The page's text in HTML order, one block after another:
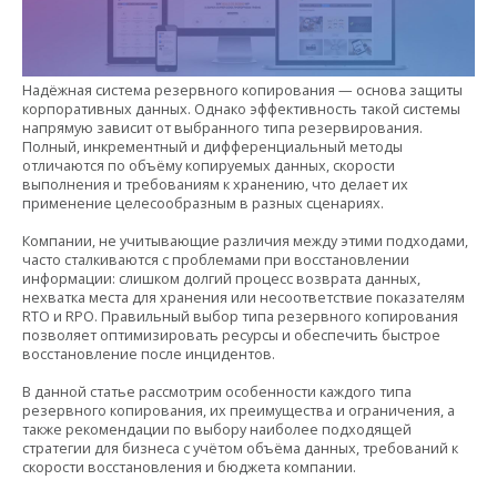
Надёжная система резервного копирования — основа защиты
корпоративных данных. Однако эффективность такой системы
напрямую зависит от выбранного типа резервирования.
Полный, инкрементный и дифференциальный методы
отличаются по объёму копируемых данных, скорости
выполнения и требованиям к хранению, что делает их
применение целесообразным в разных сценариях.
Компании, не учитывающие различия между этими подходами,
часто сталкиваются с проблемами при восстановлении
информации: слишком долгий процесс возврата данных,
нехватка места для хранения или несоответствие показателям
RTO и RPO. Правильный выбор типа резервного копирования
позволяет оптимизировать ресурсы и обеспечить быстрое
восстановление после инцидентов.
В данной статье рассмотрим особенности каждого типа
резервного копирования, их преимущества и ограничения, а
также рекомендации по выбору наиболее подходящей
стратегии для бизнеса с учётом объёма данных, требований к
скорости восстановления и бюджета компании.